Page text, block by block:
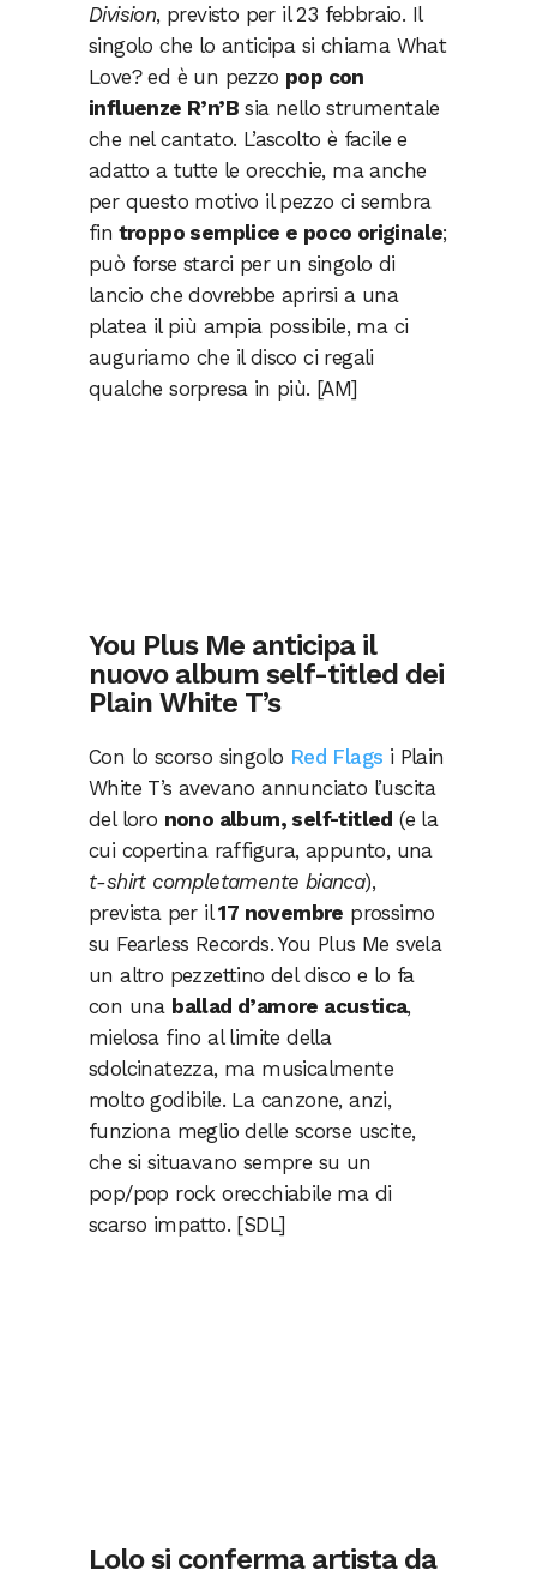
Division, previsto per il 23 febbraio. Il
singolo che lo anticipa si chiama What
Love? ed è un pezzo pop con
influenze R’n’B sia nello strumentale
che nel cantato. L’ascolto è facile e
adatto a tutte le orecchie, ma anche
per questo motivo il pezzo ci sembra
fin troppo semplice e poco originale;
può forse starci per un singolo di
lancio che dovrebbe aprirsi a una
platea il più ampia possibile, ma ci
auguriamo che il disco ci regali
qualche sorpresa in più. [AM]
You Plus Me anticipa il
nuovo album self-titled dei
Plain White T’s
Con lo scorso singolo Red Flags i Plain
White T’s avevano annunciato l’uscita
del loro nono album, self-titled (e la
cui copertina raffigura, appunto, una
t-shirt completamente bianca),
prevista per il17 novembre prossimo
su Fearless Records. You Plus Me svela
un altro pezzettino del disco e lo fa
con una ballad d’amore acustica,
mielosa fino al limite della
sdolcinatezza, ma musicalmente
molto godibile. La canzone, anzi,
funziona meglio delle scorse uscite,
che si situavano sempre su un
pop/pop rock orecchiabile ma di
scarso impatto. [SDL]
Lolo si conferma artista da